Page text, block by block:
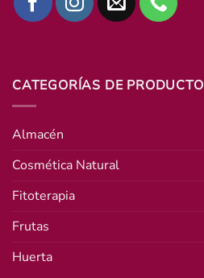
CATEGORÍAS DE PRODUCTO
Almacén
Cosmética Natural
Fitoterapia
Frutas
Huerta